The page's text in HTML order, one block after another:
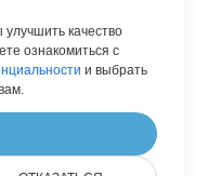
качество
ознакомиться с
и выбрать